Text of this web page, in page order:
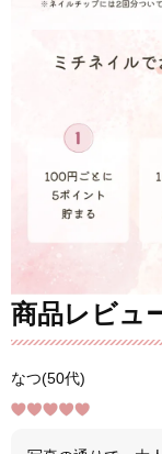
商品レビュ
なつ(50代)